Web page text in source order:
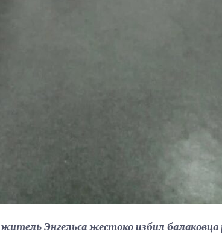
житель Энгельса жестоко избил